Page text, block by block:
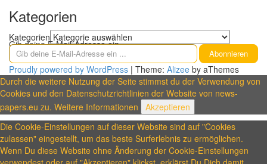
Kategorien
Kategorien
Gib deine E-Mail-Adresse ein ...
Abonnieren
Proudly powered by WordPress | Theme: Alizee by aThemes
Durch die weitere Nutzung der Seite stimmst du der Verwendung von
Cookies und den Datenschutzrichtlinien der Website von news-
papers.eu zu. Weitere Informationen
Akzeptieren
Die Cookie-Einstellungen auf dieser Website sind auf "Cookies
zulassen" eingestellt, um das beste Surferlebnis zu ermöglichen.
Wenn Du diese Website ohne Änderung der Cookie-Einstellungen